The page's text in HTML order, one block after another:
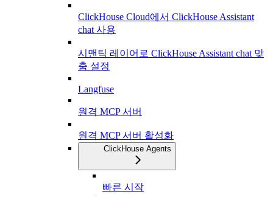
ClickHouse Cloud에서 ClickHouse Assistant
chat 사용
시맨틱 레이어로 ClickHouse Assistant chat 맞
춤 설정
Langfuse
원격 MCP 서버
원격 MCP 서버 활성화
ClickHouse Agents
빠른 시작